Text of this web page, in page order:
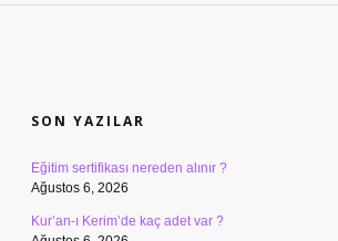
SON YAZILAR
Eğitim sertifikası nereden alınır ?
Ağustos 6, 2026
Kur’an-ı Kerim’de kaç adet var ?